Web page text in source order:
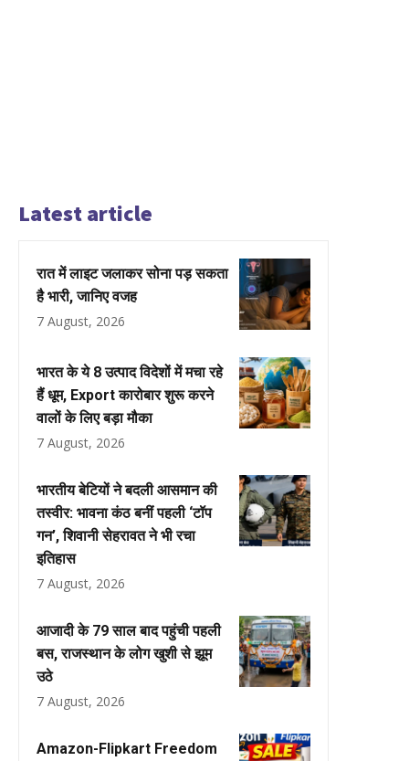
Latest article
रात में लाइट जलाकर सोना पड़ सकता
है भारी, जानिए वजह
7 August, 2026
भारत के ये 8 उत्पाद विदेशों में मचा रहे
हैं धूम, Export कारोबार शुरू करने
वालों के लिए बड़ा मौका
7 August, 2026
भारतीय बेटियों ने बदली आसमान की
तस्वीर: भावना कंठ बनीं पहली ‘टॉप
गन’, शिवानी सेहरावत ने भी रचा
इतिहास
7 August, 2026
आजादी के 79 साल बाद पहुंची पहली
बस, राजस्थान के लोग खुशी से झूम
उठे
7 August, 2026
Amazon-Flipkart Freedom